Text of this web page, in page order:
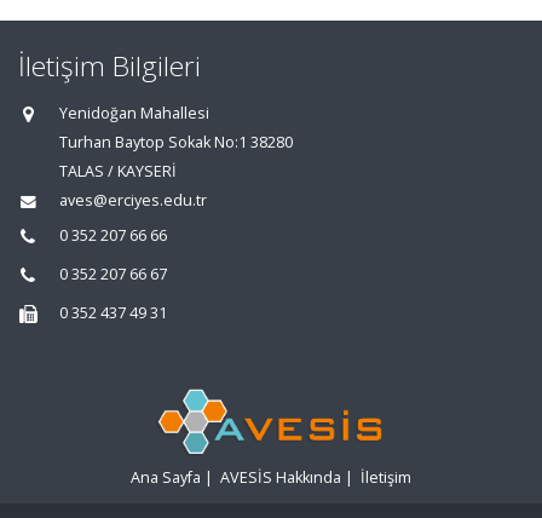
İletişim Bilgileri
Yenidoğan Mahallesi
Turhan Baytop Sokak No:1 38280
TALAS / KAYSERİ
aves@erciyes.edu.tr
0 352 207 66 66
0 352 207 66 67
0 352 437 49 31
Ana Sayfa | AVESİS Hakkında | İletişim